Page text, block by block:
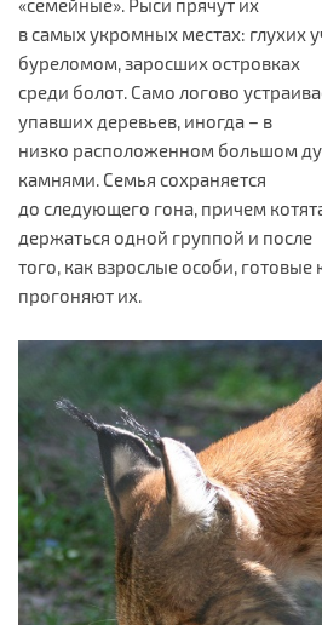
«семейные». Рыси прячут их
в самых укромных местах: глухих
буреломом, заросших островках
среди болот. Само логово
упавших деревьев, иногда – в
низко расположенном большом
камнями. Семья сохраняется
до следующего гона, причем
держаться одной группой и после
того, как взрослые особи, готовые
прогоняют их.